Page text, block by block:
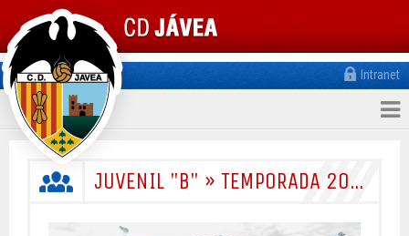
Intranet
JUVENIL "B" » TEMPORADA 2019/2020